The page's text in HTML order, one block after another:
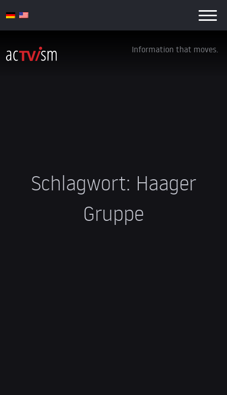
Information that moves.
Schlagwort: Haager
Gruppe